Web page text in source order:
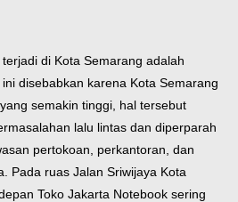
di Kota Semarang adalah
disebabkan karena Kota Semarang
semakin tinggi, hal tersebut
lalu lintas dan diperparah
pertokoan, perkantoran, dan
Pada ruas Jalan Sriwijaya Kota
Toko Jakarta Notebook sering